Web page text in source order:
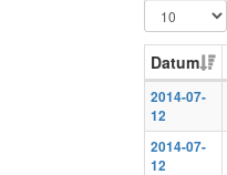
Datum
2014-07-
12
2014-07-
12